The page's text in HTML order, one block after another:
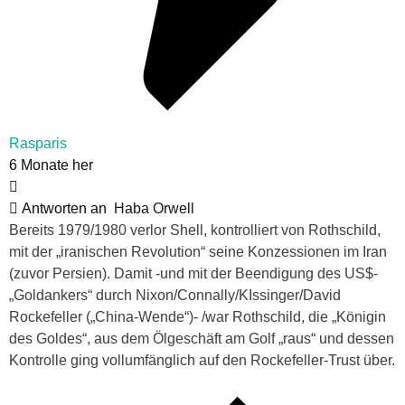
Rasparis
6 Monate her
Antworten an
Haba Orwell
Bereits 1979/1980 verlor Shell, kontrolliert von Rothschild,
mit der „iranischen Revolution“ seine Konzessionen im Iran
(zuvor Persien). Damit -und mit der Beendigung des US$-
„Goldankers“ durch Nixon/Connally/KIssinger/David
Rockefeller („China-Wende“)- /war Rothschild, die „Königin
des Goldes“, aus dem Ölgeschäft am Golf „raus“ und dessen
Kontrolle ging vollumfänglich auf den Rockefeller-Trust über.